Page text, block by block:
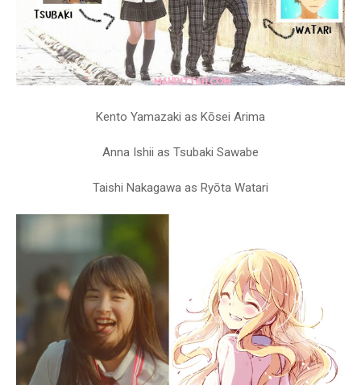
Kento Yamazaki as Kōsei Arima
Anna Ishii as Tsubaki Sawabe
Taishi Nakagawa as Ryōta Watari